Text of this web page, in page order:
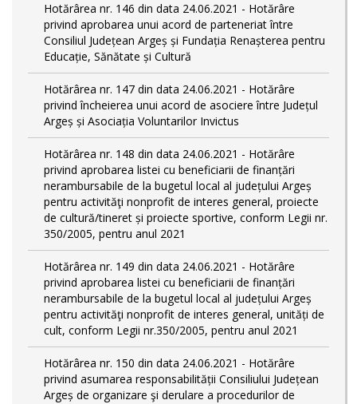
Hotărârea nr. 146 din data 24.06.2021 - Hotărâre
privind aprobarea unui acord de parteneriat între
Consiliul Județean Argeș și Fundația Renașterea pentru
Educație, Sănătate și Cultură
Hotărârea nr. 147 din data 24.06.2021 - Hotărâre
privind încheierea unui acord de asociere între Județul
Argeș și Asociația Voluntarilor Invictus
Hotărârea nr. 148 din data 24.06.2021 - Hotărâre
privind aprobarea listei cu beneficiarii de finanțări
nerambursabile de la bugetul local al județului Argeș
pentru activităţi nonprofit de interes general, proiecte
de cultură/tineret și proiecte sportive, conform Legii nr.
350/2005, pentru anul 2021
Hotărârea nr. 149 din data 24.06.2021 - Hotărâre
privind aprobarea listei cu beneficiarii de finanțări
nerambursabile de la bugetul local al județului Argeș
pentru activităţi nonprofit de interes general, unități de
cult, conform Legii nr.350/2005, pentru anul 2021
Hotărârea nr. 150 din data 24.06.2021 - Hotărâre
privind asumarea responsabilității Consiliului Județean
Argeș de organizare şi derulare a procedurilor de